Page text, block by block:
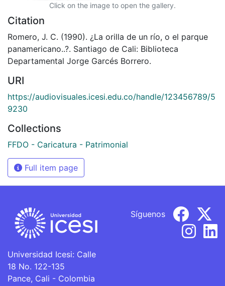
Click on the image to open the gallery.
Citation
Romero, J. C. (1990). ¿La orilla de un río, o el parque
panamericano..?. Santiago de Cali: Biblioteca
Departamental Jorge Garcés Borrero.
URI
https://audiovisuales.icesi.edu.co/handle/123456789/5
9230
Collections
FFDO - Caricatura - Patrimonial
Full item page
Universidad Icesi: Calle
18 No. 122-135
Pance, Cali - Colombia
Síguenos